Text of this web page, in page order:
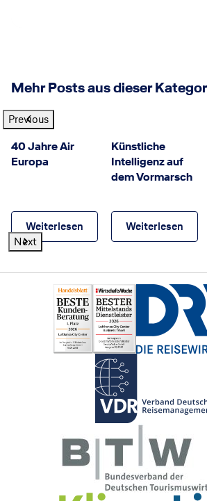
Mehr Posts aus dieser
Previous
40 Jahre Air
Europa
Weiterlesen
Künstliche
Intelligenz auf
dem Vormarsch
Weiterlesen
Next